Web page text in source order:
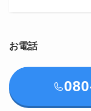
お電話